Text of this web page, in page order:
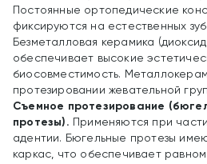
Постоянные ортопедические
фиксируются на естественных
Безметалловая керамика
обеспечивает высокие
биосовместимость.
протезировании жевательной
Съемное протезирование
протезы). Применяются при
адентии. Бюгельные протезы
каркас, что обеспечивает